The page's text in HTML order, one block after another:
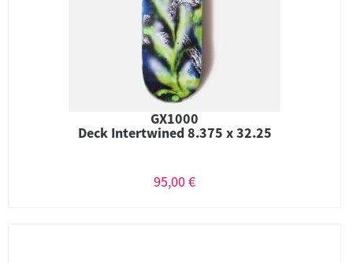
GX1000
Deck Intertwined 8.375 x 32.25
95,00 €